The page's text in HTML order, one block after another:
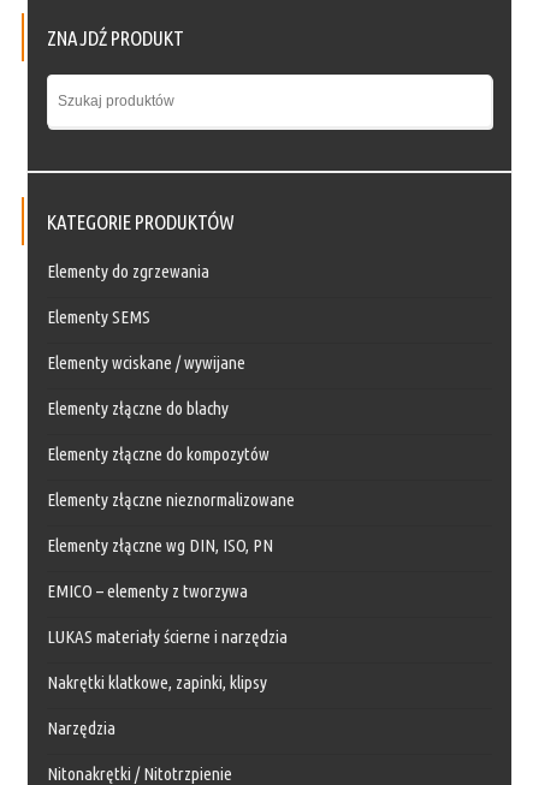
ZNAJDŹ PRODUKT
KATEGORIE PRODUKTÓW
Elementy do zgrzewania
Elementy SEMS
Elementy wciskane / wywijane
Elementy złączne do blachy
Elementy złączne do kompozytów
Elementy złączne nieznormalizowane
Elementy złączne wg DIN, ISO, PN
EMICO – elementy z tworzywa
LUKAS materiały ścierne i narzędzia
Nakrętki klatkowe, zapinki, klipsy
Narzędzia
Nitonakrętki / Nitotrzpienie